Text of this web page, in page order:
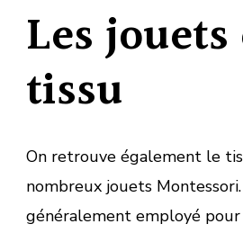
Les jouets
tissu
On retrouve également le
nombreux jouets
généralement employé